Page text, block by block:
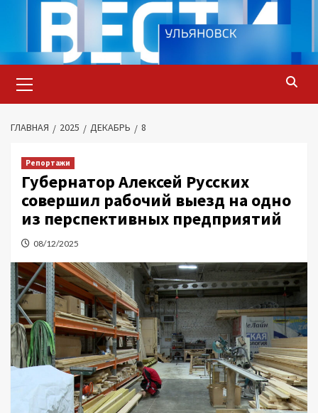
содержимому
меню
ГЛАВНАЯ 2025 ДЕКАБРЬ 8
Репортажи
Губернатор Алексей Русских
совершил рабочий выезд на одно
из перспективных предприятий
08/12/2025